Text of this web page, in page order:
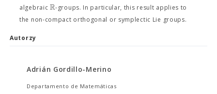
algebraicR-groups. In particular, this result applies to
the non-compact orthogonal or symplectic Lie groups.
Autorzy
Adrián Gordillo-Merino
Departamento de Matemáticas